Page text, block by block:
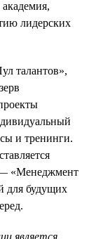
академия,
лидерских
талантов»,
и тренинги.
— «Менеджмент
для будущих
является